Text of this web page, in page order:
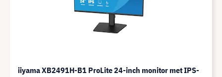
iiyama XB2491H-B1 ProLite 24-inch monitor met IPS-